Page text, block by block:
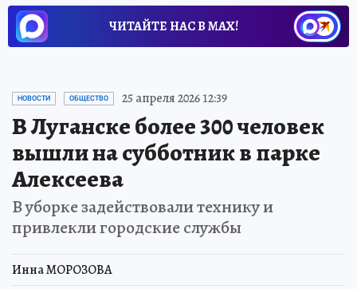
ЧИТАЙТЕ НАС В МАХ!
НОВОСТИ ОБЩЕСТВО 25 апреля 2026 12:39
В Луганске более 300 человек
вышли на субботник в парке
Алексеева
В уборке задействовали технику и
привлекли городские службы
Инна МОРОЗОВА